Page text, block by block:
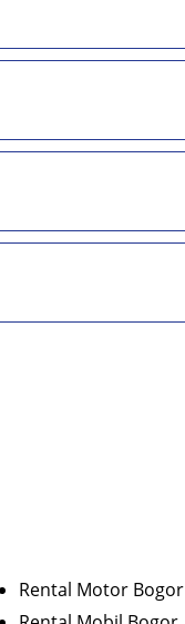
Rental Motor Bogor